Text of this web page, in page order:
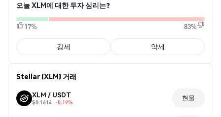
오늘 XLM에 대한 투자 심리는?
17% 83%
강세 약세
Stellar (XLM) 거래
XLM / USDT
$0.1614 -0.19%
현물